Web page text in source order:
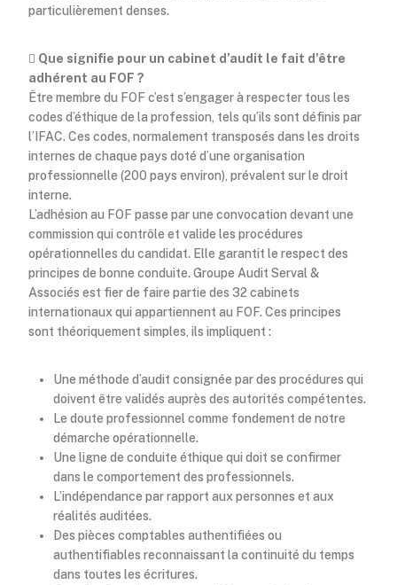
particulièrement denses.
 Que signifie pour un cabinet d’audit le fait d’être
adhérent au FOF ?
Être membre du FOF c’est s’engager à respecter tous les
codes d’éthique de la profession, tels qu’ils sont définis par
l’IFAC. Ces codes, normalement transposés dans les droits
internes de chaque pays doté d’une organisation
professionnelle (200 pays environ), prévalent sur le droit
interne.
L’adhésion au FOF passe par une convocation devant une
commission qui contrôle et valide les procédures
opérationnelles du candidat. Elle garantit le respect des
principes de bonne conduite. Groupe Audit Serval &
Associés est fier de faire partie des 32 cabinets
internationaux qui appartiennent au FOF. Ces principes
sont théoriquement simples, ils impliquent :
Une méthode d’audit consignée par des procédures qui
doivent être validés auprès des autorités compétentes.
Le doute professionnel comme fondement de notre
démarche opérationnelle.
Une ligne de conduite éthique qui doit se confirmer
dans le comportement des professionnels.
L’indépendance par rapport aux personnes et aux
réalités auditées.
Des pièces comptables authentifiées ou
authentifiables reconnaissant la continuité du temps
dans toutes les écritures.